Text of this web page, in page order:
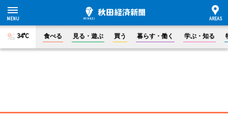
34°C 食べる 見る・遊ぶ 買う 暮らす・働く 学ぶ・知る